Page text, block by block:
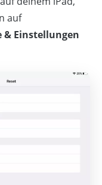
auf
& Einstellungen